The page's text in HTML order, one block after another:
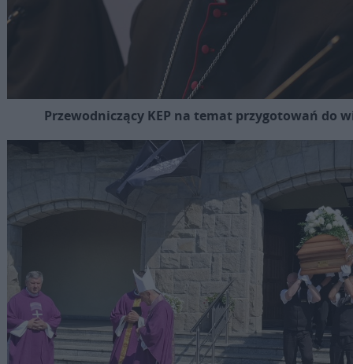
Przewodniczący KEP na temat przygotowań do